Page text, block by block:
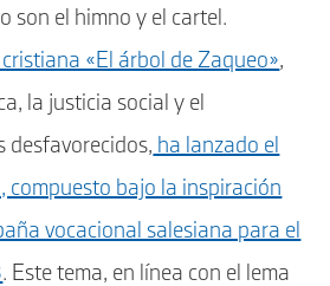
son el himno y el cartel.
«El árbol de Zaqueo»,
la justicia social y el
desfavorecidos, ha lanzado el
compuesto bajo la inspiración
vocacional salesiana para el
. Este tema, en línea con el lema